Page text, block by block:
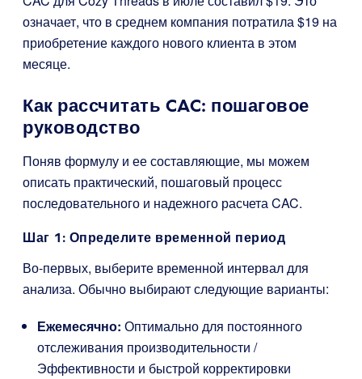
означает, что в среднем компания потратила $19 на
приобретение каждого нового клиента в этом
месяце.
Как рассчитать CAC: пошаговое
руководство
Поняв формулу и ее составляющие, мы можем
описать практический, пошаговый процесс
последовательного и надежного расчета CAC.
Шаг 1: Определите временной период
Во-первых, выберите временной интервал для
анализа. Обычно выбирают следующие варианты:
Ежемесячно: Оптимально для постоянного
отслеживания производительности /
Эффективности и быстрой корректировки